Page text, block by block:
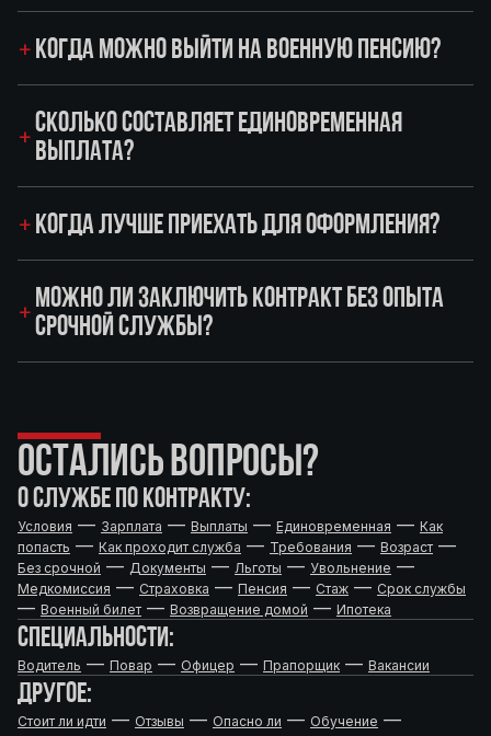
КОГДА МОЖНО ВЫЙТИ НА ВОЕННУЮ ПЕНСИЮ?
СКОЛЬКО СОСТАВЛЯЕТ ЕДИНОВРЕМЕННАЯ
ВЫПЛАТА?
КОГДА ЛУЧШЕ ПРИЕХАТЬ ДЛЯ ОФОРМЛЕНИЯ?
МОЖНО ЛИ ЗАКЛЮЧИТЬ КОНТРАКТ БЕЗ ОПЫТА
СРОЧНОЙ СЛУЖБЫ?
ОСТАЛИСЬ ВОПРОСЫ?
О СЛУЖБЕ ПО КОНТРАКТУ:
Условия — Зарплата — Выплаты — Единовременная — Как
попасть — Как проходит служба — Требования — Возраст —
Без срочной — Документы — Льготы — Увольнение —
Медкомиссия — Страховка — Пенсия — Стаж — Срок службы
— Военный билет — Возвращение домой — Ипотека
СПЕЦИАЛЬНОСТИ:
Водитель — Повар — Офицер — Прапорщик — Вакансии
ДРУГОЕ:
Стоит ли идти — Отзывы — Опасно ли — Обучение —